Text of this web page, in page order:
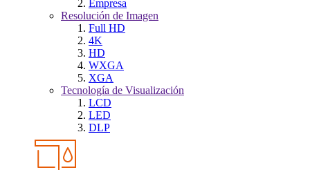
Empresa
Resolución de Imagen
Full HD
4K
HD
WXGA
XGA
Tecnología de Visualización
LCD
LED
DLP